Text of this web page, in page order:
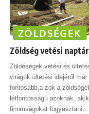
ZÖLDSÉGEK
Zöldség vetési
Zöldéségek vetési és
virágok ültetési idejéről
fontosabb,a zok a
létfontosságú azoknak,
finomságokat fogyasztani.